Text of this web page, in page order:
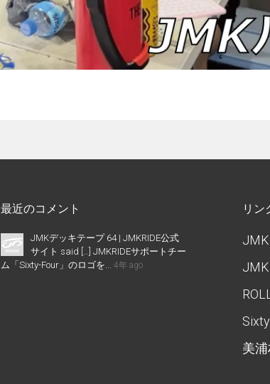
最近のコメント
JMKデッキテープ 64 | JMKRIDE公式
サイト said […] JMKRIDEサポートチー
ム「Sixty-Four」のロゴを... 4年 ago
リン
美